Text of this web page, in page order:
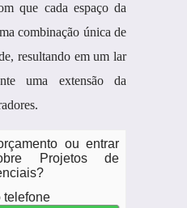
que cada espaço da
combinação única de
resultando em um lar
uma extensão da
ou entrar
Projetos de
telefone